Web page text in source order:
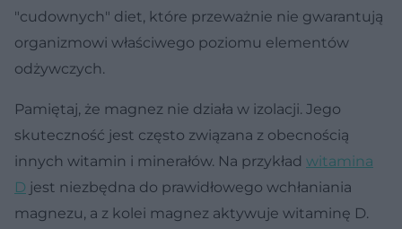
"cudownych" diet, które przeważnie nie gwarantują
organizmowi właściwego poziomu elementów
odżywczych.
Pamiętaj, że magnez nie działa w izolacji. Jego
skuteczność jest często związana z obecnością
innych witamin i minerałów. Na przykład witamina
D jest niezbędna do prawidłowego wchłaniania
magnezu, a z kolei magnez aktywuje witaminę D.